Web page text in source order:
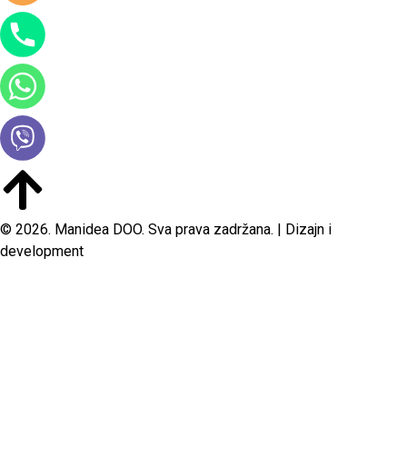
© 2026. Manidea DOO. Sva prava zadržana. | Dizajn i
development